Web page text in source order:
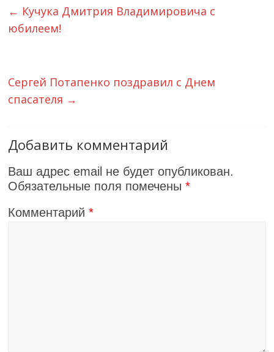
← Кучука Дмитрия Владимировича с
юбилеем!
Сергей Потапенко поздравил с Днем
спасателя →
Добавить комментарий
Ваш адрес email не будет опубликован.
Обязательные поля помечены*
Комментарий*